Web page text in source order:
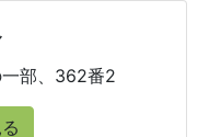
部、362番2